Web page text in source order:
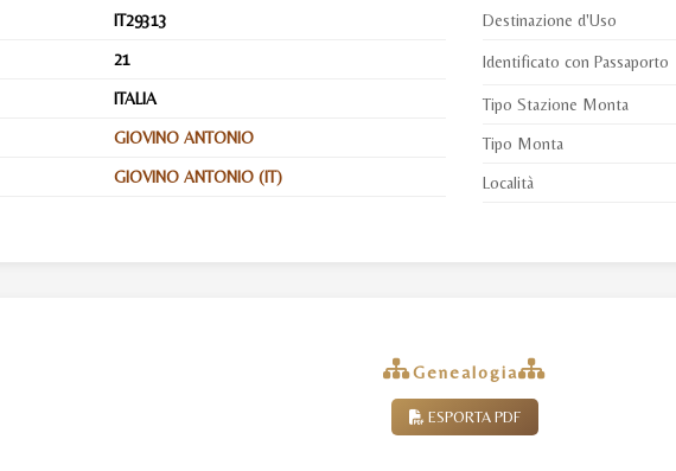
IT29313
21
ITALIA
GIOVINO ANTONIO
GIOVINO ANTONIO (IT)
Destinazione d'Uso
Identificato con Passaporto
Tipo Stazione Monta
Tipo Monta
Località
Genealogia
ESPORTA PDF